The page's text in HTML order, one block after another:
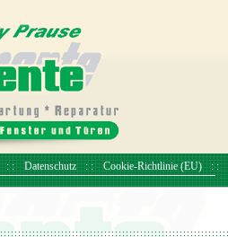
Datenschutz Cookie-Richtlinie (EU)